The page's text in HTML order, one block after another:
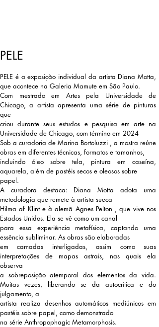
PELE
PELE é a exposição individual da artista Diana Motta,
que acontece na Galeria Mamute em São Paulo.
Com mestrado em Artes pela Universidade de
Chicago, a artista apresenta uma série de pinturas
que
criou durante seus estudos e pesquisa em arte na
Universidade de Chicago, com término em 2024
Sob a curadoria de Marina Bortoluzzi , a mostra reúne
obras em diferentes técnicas, formatos e tamanhos,
incluindo óleo sobre tela, pintura em caseína,
aquarela, além de pastéis secos e oleosos sobre
papel.
A curadora destaca: Diana Motta adota uma
metodologia que remete à artista sueca
Hilma af Klint e à alemã Agnes Pelton , que vive nos
Estados Unidos. Ela se vê como um canal
para essa experiência metafísica, captando uma
essência subliminar. As obras são elaboradas
em camadas interligadas, assim como suas
interpretações de mapas astrais, nas quais ela
observa
a sobreposição atemporal dos elementos da vida.
Muitas vezes, liberando se da autocrítica e do
julgamento, a
artista realiza desenhos automáticos mediúnicos em
pastéis sobre papel, como demonstrado
na série Anthropophagic Metamorphosis.